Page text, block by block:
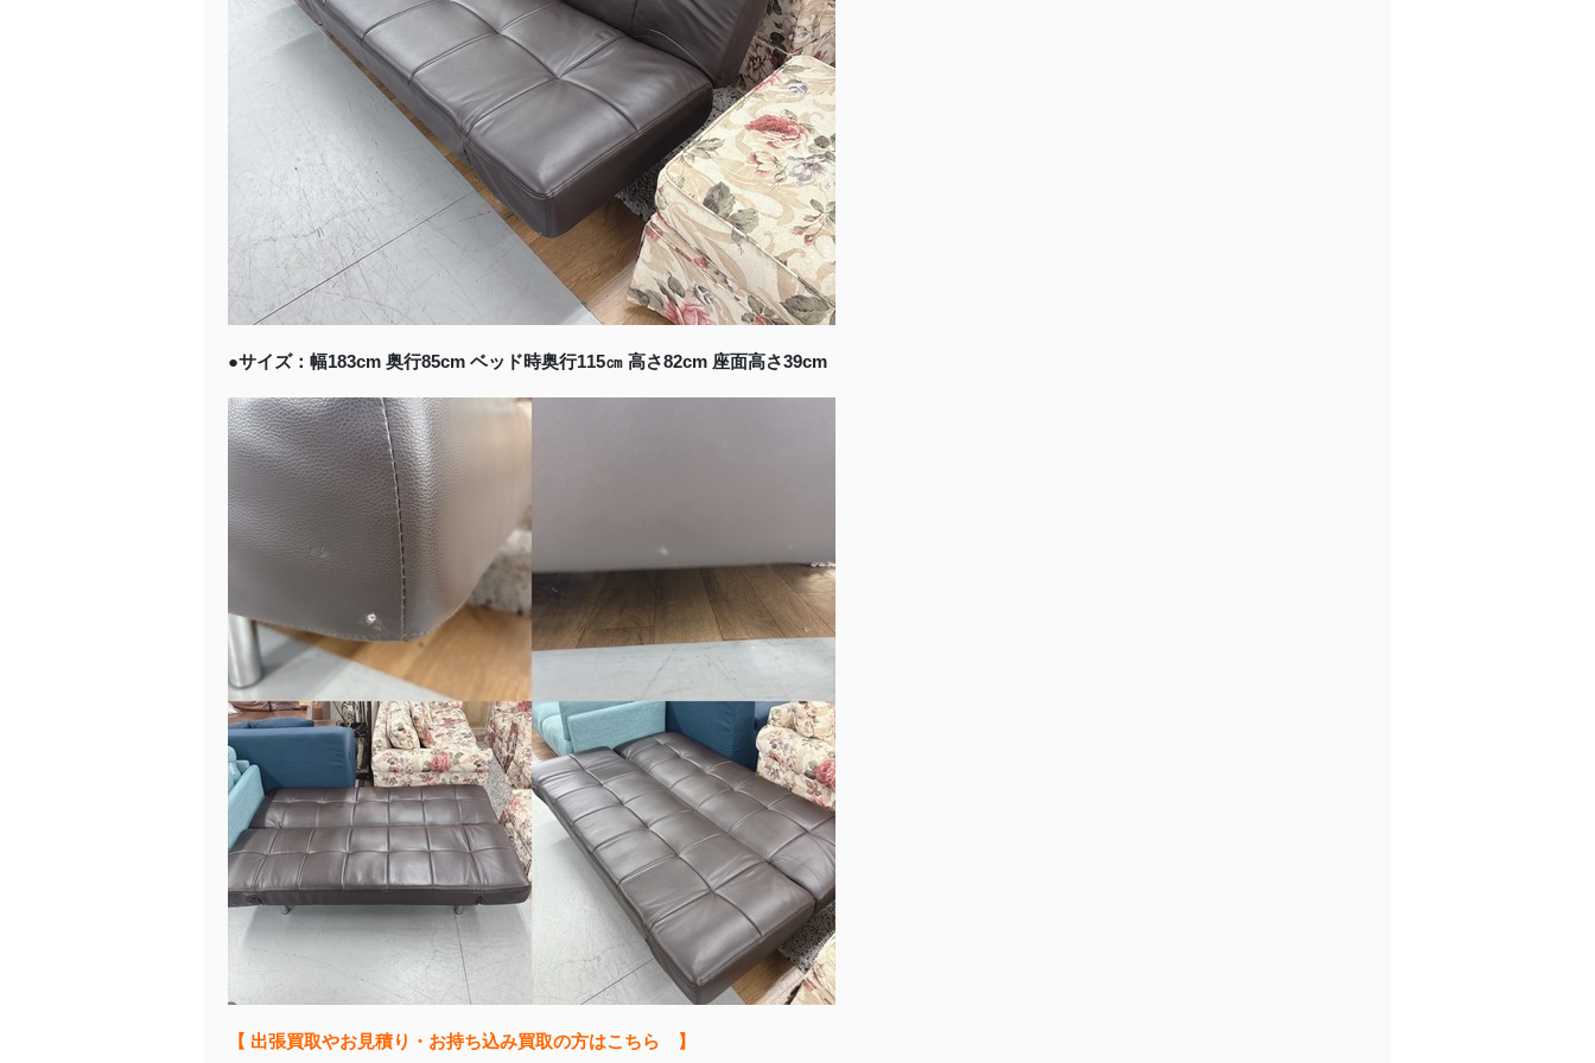
●サイズ：幅183cm 奥行85cm ベッド時奥行115㎝ 高さ82cm 座面高さ39cm
【 出張買取やお見積り・お持ち込み買取の方はこちら 】